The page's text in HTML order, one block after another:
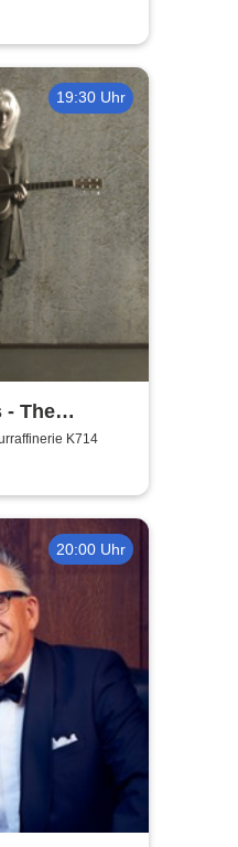
19:30 Uhr
- The
TourK714
20:00 Uhr